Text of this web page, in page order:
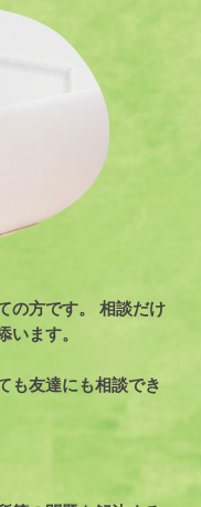
の方です。
相談だけ
ます。
も友達にも相談でき